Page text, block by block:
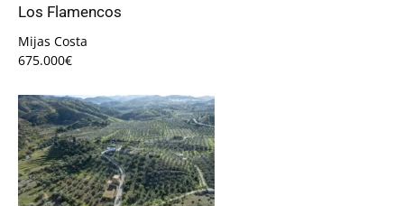
Los Flamencos
Mijas Costa
675.000€